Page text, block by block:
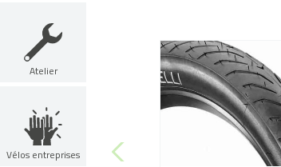
Atelier
Vélos entreprises